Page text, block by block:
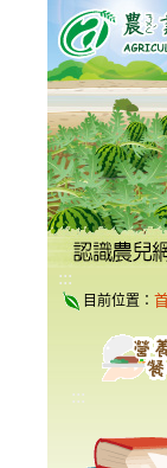
到
主
要
內
容
區
塊
:::
目前位置：
:::